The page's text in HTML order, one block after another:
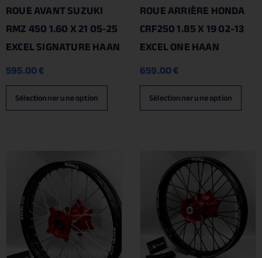
ROUE AVANT SUZUKI
RMZ 450 1.60 X 21 05-25
EXCEL SIGNATURE HAAN
595.00€
Sélectionner une option
ROUE ARRIÈRE HONDA
CRF250 1.85 X 19 02-13
EXCEL ONE HAAN
659.00€
Sélectionner une option